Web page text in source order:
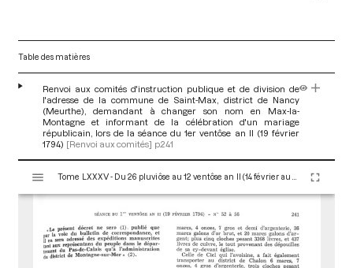
Table des matières
Renvoi aux comités d'instruction publique et de division de
l'adresse de la commune de Saint-Max, district de Nancy
(Meurthe), demandant à changer son nom en Max-la-
Montagne et informant de la célébration d'un mariage
républicain, lors de la séance du 1er ventôse an II (19 février
1794) [Renvoi aux comités] p.241
s